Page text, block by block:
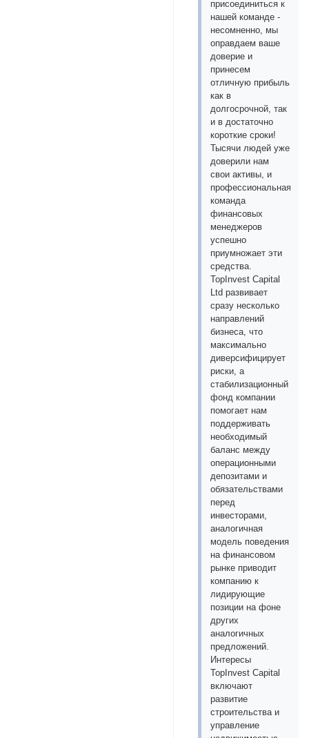
присоединиться к
нашей команде -
несомненно, мы
оправдаем ваше
доверие и
принесем
отличную прибыль
как в
долгосрочной, так
и в достаточно
короткие сроки!
Тысячи людей уже
доверили нам
свои активы, и
профессиональная
команда
финансовых
менеджеров
успешно
приумножает эти
средства.
TopInvest Capital
Ltd развивает
сразу несколько
направлений
бизнеса, что
максимально
диверсифицирует
риски, а
стабилизационный
фонд компании
помогает нам
поддерживать
необходимый
баланс между
операционными
депозитами и
обязательствами
перед
инвесторами,
аналогичная
модель поведения
на финансовом
рынке приводит
компанию к
лидирующие
позиции на фоне
других
аналогичных
предложений.
Интересы
TopInvest Capital
включают
развитие
строительства и
управление